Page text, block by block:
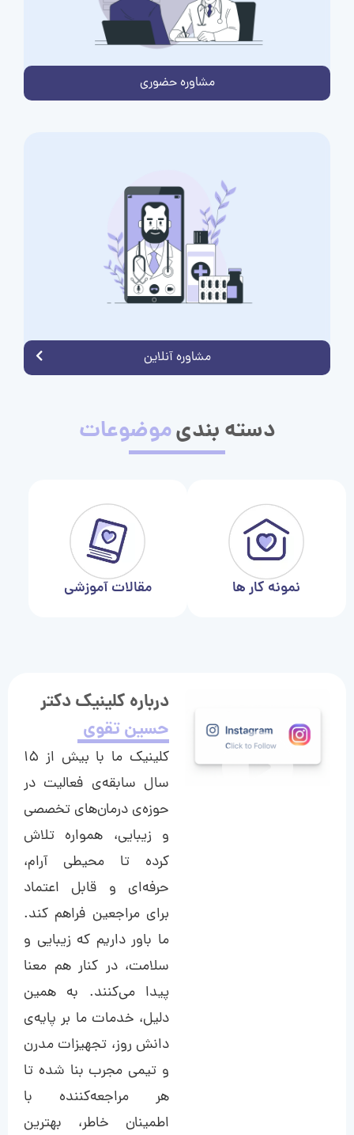
مشاوره حضوری
مشاوره آنلاین
دسته بندیموضوعات
نمونه کار ها مقالات آموزشی
درباره کلینیک دکتر
حسین تقوی
کلینیک ما با بیش از ۱۵
سال سابقه‌ی فعالیت در
حوزه‌ی درمان‌های تخصصی
و زیبایی، همواره تلاش
کرده تا محیطی آرام،
حرفه‌ای و قابل اعتماد
برای مراجعین فراهم کند.
ما باور داریم که زیبایی و
سلامت، در کنار هم معنا
پیدا می‌کنند. به همین
دلیل، خدمات ما بر پایه‌ی
دانش روز، تجهیزات مدرن
و تیمی مجرب بنا شده تا
هر مراجعه‌کننده با
اطمینان خاطر، بهترین